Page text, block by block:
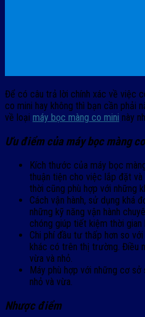
Để có câu trả lời chính xác về việc
co mini hay không thì bạn cần phải
về loại máy bọc màng co mini này
Ưu điểm của máy bọc màng
Kích thước của máy bọc
thuận tiện cho việc lắp đặt
thời cũng phù hợp với những
Cách vận hành, sử dụng khá
những kỹ năng vận hành
chóng giúp tiết kiệm thời gian
Chi phí đầu tư thấp hơn so
khác có trên thị trường. Điều
vừa và nhỏ.
Máy phù hợp với những cơ
nhỏ và vừa.
Nhược điểm